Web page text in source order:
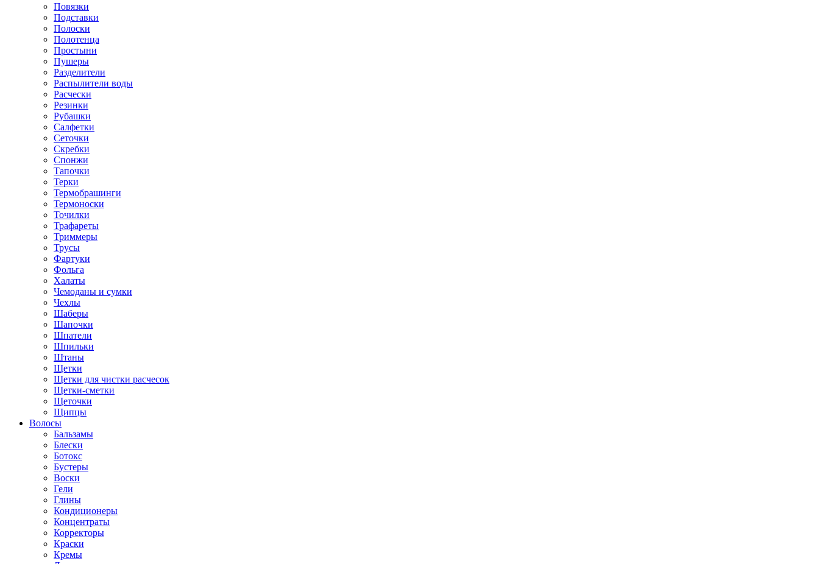
Повязки
Подставки
Полоски
Полотенца
Простыни
Пушеры
Разделители
Распылители воды
Расчески
Резинки
Рубашки
Салфетки
Сеточки
Скребки
Спонжи
Тапочки
Терки
Термобрашинги
Термоноски
Точилки
Трафареты
Триммеры
Трусы
Фартуки
Фольга
Халаты
Чемоданы и сумки
Чехлы
Шаберы
Шапочки
Шпатели
Шпильки
Штаны
Щетки
Щетки для чистки расчесок
Щетки-сметки
Щеточки
Щипцы
Волосы
Бальзамы
Блески
Ботокс
Бустеры
Воски
Гели
Глины
Кондиционеры
Концентраты
Корректоры
Краски
Кремы